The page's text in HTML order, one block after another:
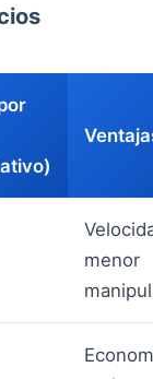
menor